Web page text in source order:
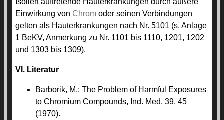
Einwirkung von Chrom oder seinen Verbindungen
gelten als Hauterkrankungen nach Nr. 5101 (s. Anlage
1 BeKV, Anmerkung zu Nr. 1101 bis 1110, 1201, 1202
und 1303 bis 1309).
VI. Literatur
Barborik, M.: The Problem of Harmful Exposures
to Chromium Compounds, Ind. Med. 39, 45
(1970).